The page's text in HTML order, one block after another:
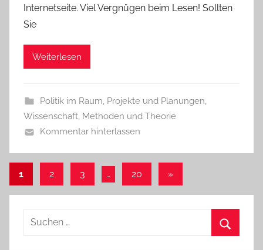
Internetseite. Viel Vergnügen beim Lesen! Sollten
Sie
Weiterlesen
Politik im Raum, Projekte und Planungen,
Wissenschaft, Methoden und Theorie
Kommentar hinterlassen
Seitennummerierung
der
Beiträge
1 2 3 … 20
Nächste
»
Suchen